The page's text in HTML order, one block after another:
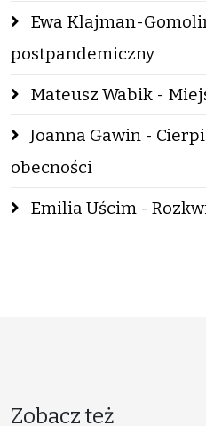
Ewa Klajman-
postpandemiczny
Mateusz Wabik -
Joanna Gawin -
obecności
Emilia Uścim -
Zobacz też